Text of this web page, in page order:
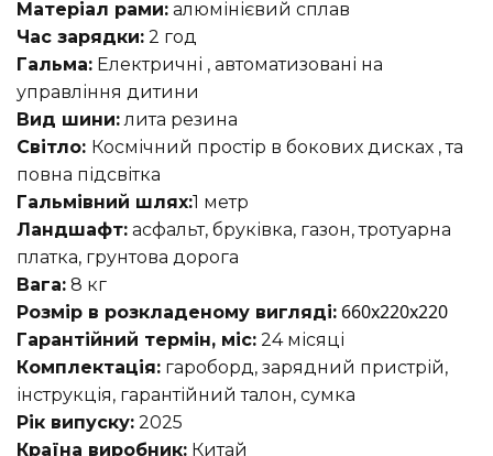
Матеріал рами: алюмінієвий сплав
Час зарядки: 2 год
Гальма: Електричні , автоматизовані на
управління дитини
Вид шини: лита резина
Світло: Космічний простір в бокових дисках , та
повна підсвітка
Гальмівний шлях:1 метр
Ландшафт: асфальт, бруківка, газон, тротуарна
платка, грунтова дорога
Вага: 8 кг
Розмір в розкладеному вигляді: 660х220х220
Гарантійний термін, міс: 24 місяці
Комплектація: гароборд, зарядний пристрій,
інструкція, гарантійний талон, сумка
Рік випуску: 2025
Країна виробник: Китай